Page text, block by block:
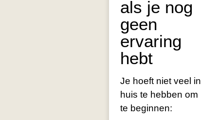
als je nog
geen
ervaring
hebt
Je hoeft niet veel in
huis te hebben om
te beginnen: